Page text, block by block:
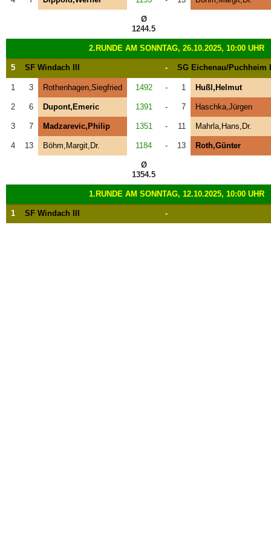
Ø
1244.5
2.RUNDE AM SONNTAG, 26.10.2025, 10:00 UHR
5 SF Windach III - SG Eichenau/Puchheim
1 3 Rothenhagen,Siegfried 1492 - 1 Hußl,Helmut
2 6 Dupont,Emeric 1391 - 7 Haschka,Jürgen
3 7 Madzarevic,Philip 1351 - 11 Mahrla,Hans,Dr.
4 13 Böhm,Margit,Dr. 1184 - 13 Roth,Günter
Ø
1354.5
1.RUNDE AM SONNTAG, 12.10.2025, 10:00 UHR
1 SF Windach III -